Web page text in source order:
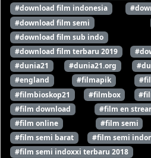
#download film indonesia
#download film semi
#download film sub indo
#download film terbaru 2019
#dunia21
#dunia21.org
#england
#filmapik
#filmbioskop21
#filmbox
#film download
#film en
#film online
#film semi
#film semi barat
#film semi
#film semi indoxxi terbaru 2018